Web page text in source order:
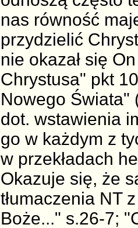
nas równość
przydzielić
nie okazał się
Chrystusa" pkt
Nowego Świata"
dot. wstawienia
go w każdym z
w przekładach
Okazuje się, że
tłumaczenia NT
Boże..." s.26-7;